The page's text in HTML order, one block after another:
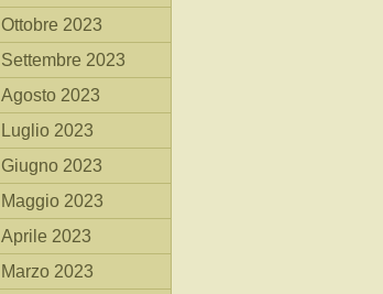
Ottobre 2023
Settembre 2023
Agosto 2023
Luglio 2023
Giugno 2023
Maggio 2023
Aprile 2023
Marzo 2023